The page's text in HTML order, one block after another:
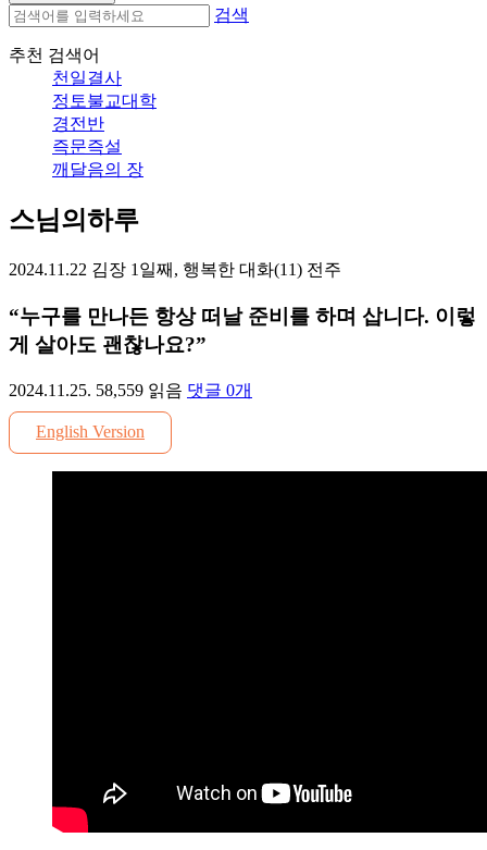
검색
추천 검색어
천일결사
정토불교대학
경전반
즉문즉설
깨달음의 장
스님의하루
2024.11.22 김장 1일째, 행복한 대화(11) 전주
“누구를 만나든 항상 떠날 준비를 하며 삽니다. 이렇
게 살아도 괜찮나요?”
2024.11.25. 58,559 읽음 댓글 0개
English Version